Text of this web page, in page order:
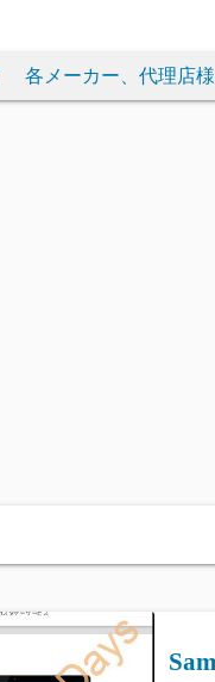
各メーカー、代理店